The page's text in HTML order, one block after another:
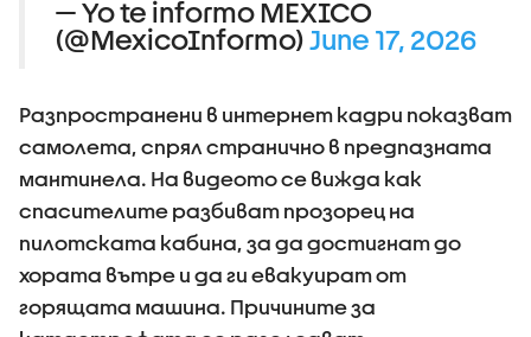
— Yo te informo MEXICO
(@MexicoInformo)June 17, 2026
Разпространени в интернет кадри показват
самолета, спрял странично в предпазната
мантинела. На видеото се вижда как
спасителите разбиват прозорец на
пилотската кабина, за да достигнат до
хората вътре и да ги евакуират от
горящата машина. Причините за